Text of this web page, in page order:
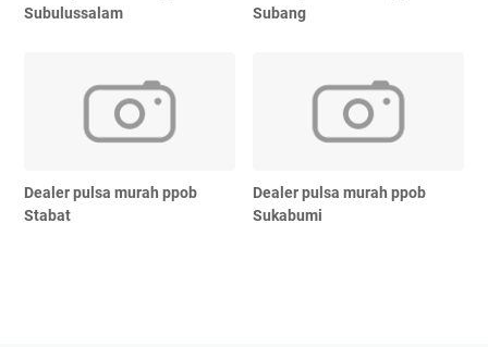
Subulussalam
Subang
Dealer pulsa murah ppob
Stabat
Dealer pulsa murah ppob
Sukabumi